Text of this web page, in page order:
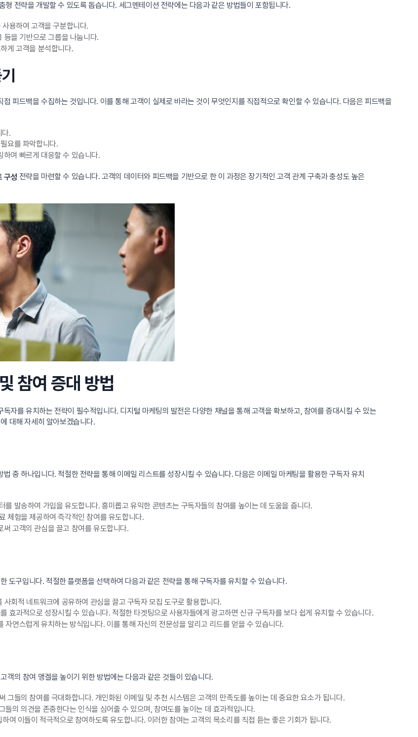
전략을 개발할 수 있도록 돕습니다. 세그멘테이션 전략에는 다음과 같은 방법들이 포함됩니다.
용하여 고객을 구분합니다.
을 기반으로 그룹을 나눕니다.
게 고객을 분석합니다.
피드백을 수집하는 것입니다. 이를 통해 고객이 실제로 바라는 것이 무엇인지를 직접적으로 확인할 수 있습니다. 다음은 피드백을
다.
요를 파악합니다.
여 빠르게 대응할 수 있습니다.
구성 전략을 마련할 수 있습니다. 고객의 데이터와 피드백을 기반으로 한 이 과정은 장기적인 고객 관계 구축과 충성도 높은
참여 증대 방법
자를 유치하는 전략이 필수적입니다. 디지털 마케팅의 발전은 다양한 채널을 통해 고객을 확보하고, 참여를 증대시킬 수 있는
대해 자세히 알아보겠습니다.
중 하나입니다. 적절한 전략을 통해 이메일 리스트를 성장시킬 수 있습니다. 다음은 이메일 마케팅을 활용한 구독자 유치
발송하여 가입을 유도합니다. 흥미롭고 유익한 콘텐츠는 구독자들의 참여를 높이는 데 도움을 줍니다.
체험을 제공하여 즉각적인 참여를 유도합니다.
고객의 관심을 끌고 참여를 유도합니다.
도구입니다. 적절한 플랫폼을 선택하여 다음과 같은 전략을 통해 구독자를 유치할 수 있습니다.
회적 네트워크에 공유하여 관심을 끌고 구독자 모집 도구로 활용합니다.
효과적으로 성장시킬 수 있습니다. 적절한 타겟팅으로 사용자들에게 광고하면 신규 구독자를 보다 쉽게 유치할 수 있습니다.
연스럽게 유치하는 방식입니다. 이를 통해 자신의 전문성을 알리고 리드를 얻을 수 있습니다.
객의 참여 앵겔을 높이기 위한 방법에는 다음과 같은 것들이 있습니다.
그들의 참여를 극대화합니다. 개인화된 이메일 및 추천 시스템은 고객의 만족도를 높이는 데 중요한 요소가 됩니다.
의 의견을 존중한다는 인식을 심어줄 수 있으며, 참여도를 높이는 데 효과적입니다.
여 이들이 적극적으로 참여하도록 유도합니다. 이러한 참여는 고객의 목소리를 직접 듣는 좋은 기회가 됩니다.